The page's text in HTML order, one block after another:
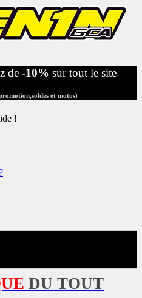
de -10% sur tout le site
et motos)
!
DU TOUT